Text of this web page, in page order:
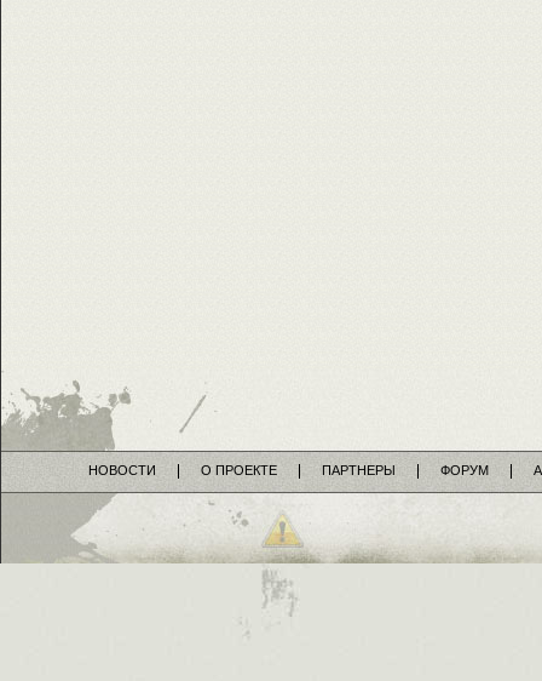
НОВОСТИ О ПРОЕКТЕ ПАРТНЕРЫ ФОРУМ